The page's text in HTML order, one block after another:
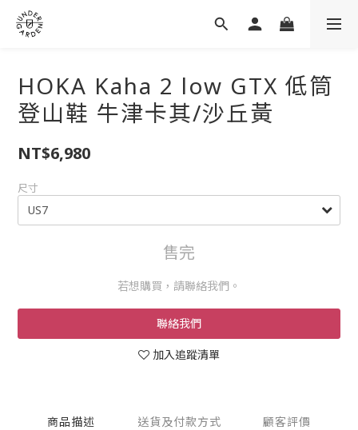
HOKA Kaha 2 low GTX 低筒
登山鞋 牛津卡其/沙丘黃
NT$6,980
尺寸
售完
若想購買，請聯絡我們。
聯絡我們
加入追蹤清單
商品描述 送貨及付款方式 顧客評價